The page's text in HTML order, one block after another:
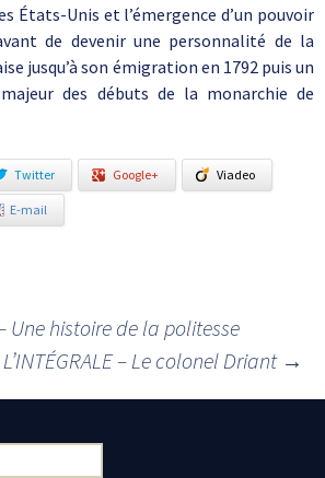
États-Unis et l’émergence d’un pouvoir
de devenir une personnalité de la
jusqu’à son émigration en 1792 puis un
des débuts de la monarchie de
Twitter Google+ Viadeo
E-mail
des articles
– Une histoire de la politesse
L’INTÉGRALE – Le colonel Driant →